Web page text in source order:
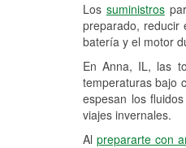
Los suministros
preparado, reducir
batería y el motor
En Anna, IL, las
temperaturas bajo
espesan los
viajes invernales.
Alprepararte con